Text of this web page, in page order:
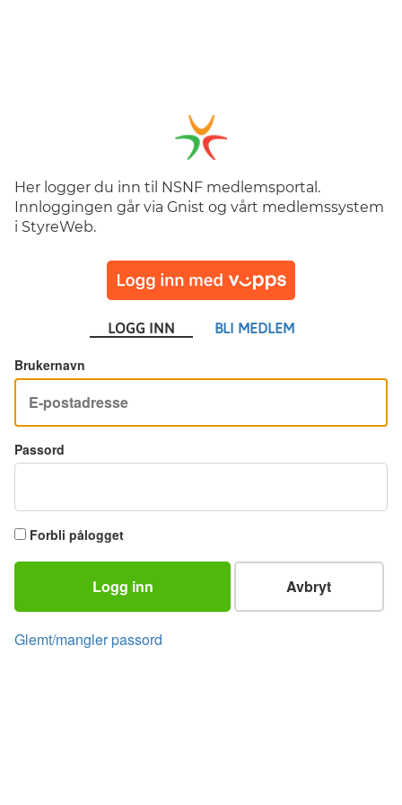
Her logger du inn til NSNF medlemsportal.
Innloggingen går via Gnist og vårt medlemssystem
i StyreWeb.
LOGG INN BLI MEDLEM
Brukernavn
Passord
Forbli pålogget
Logg inn Avbryt
Glemt/mangler passord